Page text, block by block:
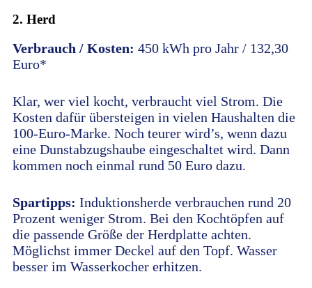
2. Herd
Verbrauch / Kosten: 450 kWh pro Jahr / 132,30
Euro*
Klar, wer viel kocht, verbraucht viel Strom. Die
Kosten dafür übersteigen in vielen Haushalten die
100-Euro-Marke. Noch teurer wird’s, wenn dazu
eine Dunstabzugshaube eingeschaltet wird. Dann
kommen noch einmal rund 50 Euro dazu.
Spartipps: Induktionsherde verbrauchen rund 20
Prozent weniger Strom. Bei den Kochtöpfen auf
die passende Größe der Herdplatte achten.
Möglichst immer Deckel auf den Topf. Wasser
besser im Wasserkocher erhitzen.